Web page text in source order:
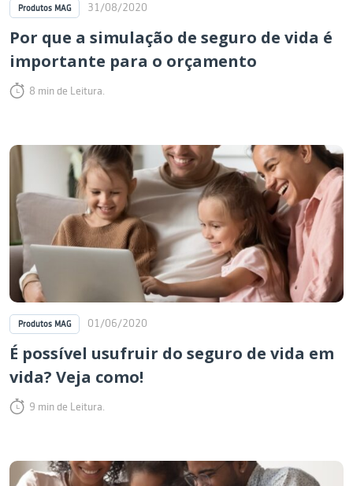
Produtos MAG 31/08/2020
Por que a simulação de seguro de vida é
importante para o orçamento
8 min de Leitura.
Produtos MAG 01/06/2020
É possível usufruir do seguro de vida em
vida? Veja como!
9 min de Leitura.